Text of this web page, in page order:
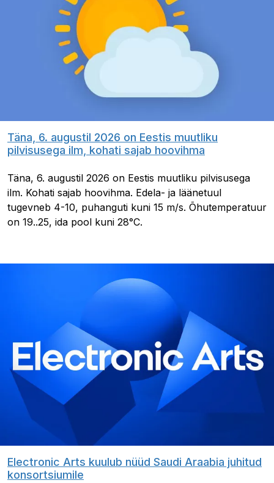
Täna, 6. augustil 2026 on Eestis muutliku
pilvisusega ilm, kohati sajab hoovihma
Täna, 6. augustil 2026 on Eestis muutliku pilvisusega
ilm. Kohati sajab hoovihma. Edela- ja läänetuul
tugevneb 4-10, puhanguti kuni 15 m/s. Õhutemperatuur
on 19..25, ida pool kuni 28°C.
Electronic Arts kuulub nüüd Saudi Araabia juhitud
konsortsiumile